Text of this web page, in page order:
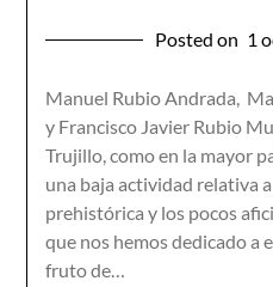
Posted on 1
Manuel Rubio Andrada,
y Francisco Javier Rubio
Trujillo, como en la mayor
una baja actividad relativa
prehistórica y los pocos
que nos hemos dedicado a
fruto de…